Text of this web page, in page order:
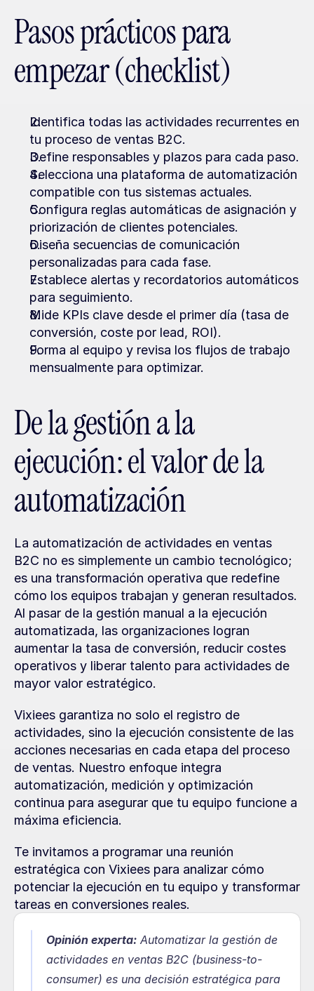
Pasos prácticos para
empezar (checklist)
Identifica todas las actividades recurrentes en
tu proceso de ventas B2C.
Define responsables y plazos para cada paso.
Selecciona una plataforma de automatización
compatible con tus sistemas actuales.
Configura reglas automáticas de asignación y
priorización de clientes potenciales.
Diseña secuencias de comunicación
personalizadas para cada fase.
Establece alertas y recordatorios automáticos
para seguimiento.
Mide KPIs clave desde el primer día (tasa de
conversión, coste por lead, ROI).
Forma al equipo y revisa los flujos de trabajo
mensualmente para optimizar.
De la gestión a la
ejecución: el valor de la
automatización
La automatización de actividades en ventas
B2C no es simplemente un cambio tecnológico;
es una transformación operativa que redefine
cómo los equipos trabajan y generan resultados.
Al pasar de la gestión manual a la ejecución
automatizada, las organizaciones logran
aumentar la tasa de conversión, reducir costes
operativos y liberar talento para actividades de
mayor valor estratégico.
Vixiees garantiza no solo el registro de
actividades, sino la ejecución consistente de las
acciones necesarias en cada etapa del proceso
de ventas. Nuestro enfoque integra
automatización, medición y optimización
continua para asegurar que tu equipo funcione a
máxima eficiencia.
Te invitamos a programar una reunión
estratégica con Vixiees para analizar cómo
potenciar la ejecución en tu equipo y transformar
tareas en conversiones reales.
Opinión experta: Automatizar la gestión de
actividades en ventas B2C (business-to-
consumer) es una decisión estratégica para